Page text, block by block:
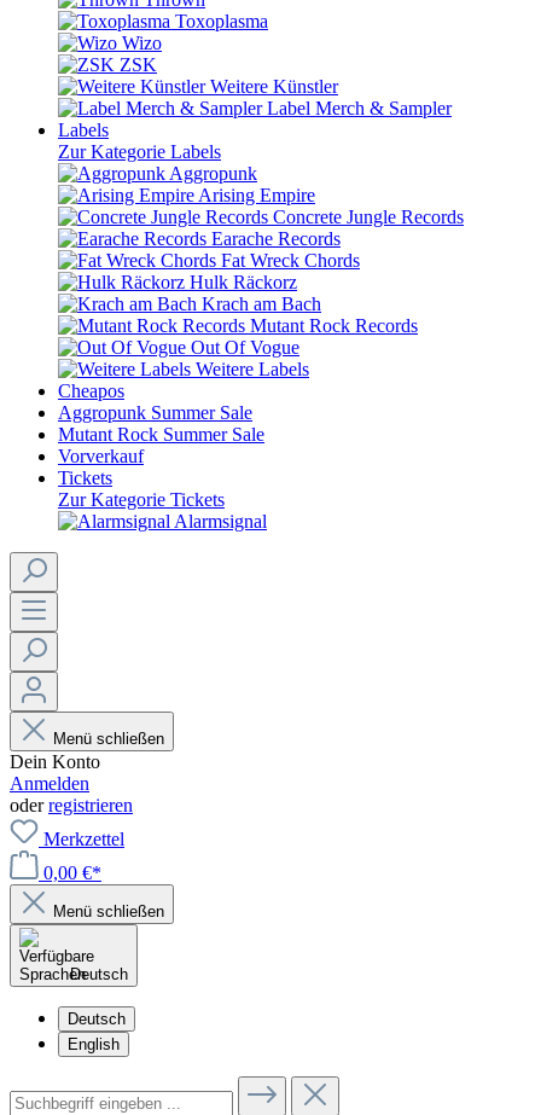
Toxoplasma
Wizo
ZSK
Weitere Künstler
Label Merch & Sampler
Labels
Zur Kategorie Labels
Aggropunk
Arising Empire
Concrete Jungle Records
Earache Records
Fat Wreck Chords
Hulk Räckorz
Krach am Bach
Mutant Rock Records
Out Of Vogue
Weitere Labels
Cheapos
Aggropunk Summer Sale
Mutant Rock Summer Sale
Vorverkauf
Tickets
Zur Kategorie Tickets
Alarmsignal
Menü schließen
Dein Konto
Anmelden
oderregistrieren
Merkzettel
0,00 €*
Menü schließen
Deutsch
Deutsch
English